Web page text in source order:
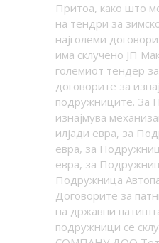
Притоа, како што
на тендри за
најголеми
има склучено ЈП
големиот тендер
договорите за
подружниците. За
изнајмува
илјади евра, за
евра, за
евра, за
Подружница
Договорите за
на државни
подружници се